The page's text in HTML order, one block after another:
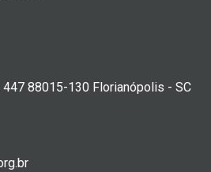
447 88015-130 Florianópolis - SC